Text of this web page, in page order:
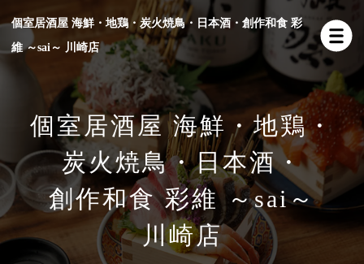
個室居酒屋 海鮮・地鶏・炭火焼鳥・日本酒・創作和食 彩
維 ～sai～ 川崎店
個室居酒屋 海鮮・地鶏・
炭火焼鳥・日本酒・
創作和食 彩維 ～sai～
川崎店